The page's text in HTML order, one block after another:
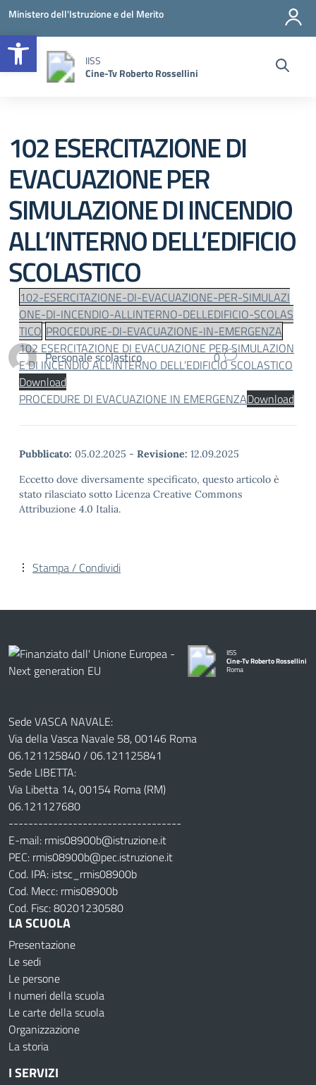
Open toolbar
Vai ai contenuti
Vai al menu di navigazione
Vai al footer
Ministero dell'Istruzione e del Merito
IISS
Cine-Tv Roberto Rossellini
102 ESERCITAZIONE DI
EVACUAZIONE PER
SIMULAZIONE DI INCENDIO
ALL’INTERNO DELL’EDIFICIO
SCOLASTICO
Personale scolastico 0
102-ESERCITAZIONE-DI-EVACUAZIONE-PER-SIMULAZI
ONE-DI-INCENDIO-ALLINTERNO-DELLEDIFICIO-SCOLAS
TICO PROCEDURE-DI-EVACUAZIONE-IN-EMERGENZA
102 ESERCITAZIONE DI EVACUAZIONE PER SIMULAZION
E DI INCENDIO ALL’INTERNO DELL’EDIFICIO SCOLASTICO
Download
PROCEDURE DI EVACUAZIONE IN EMERGENZADownload
Pubblicato: 05.02.2025 - Revisione: 12.09.2025
Eccetto dove diversamente specificato, questo articolo è
stato rilasciato sotto Licenza Creative Commons
Attribuzione 4.0 Italia.
Stampa / Condividi
IISS
Cine-Tv Roberto Rossellini
Roma
Sede VASCA NAVALE:
Via della Vasca Navale 58, 00146 Roma
06.121125840 / 06.121125841
Sede LIBETTA:
Via Libetta 14, 00154 Roma (RM)
06.121127680
-----------------------------------
E-mail: rmis08900b@istruzione.it
PEC: rmis08900b@pec.istruzione.it
Cod. IPA: istsc_rmis08900b
Cod. Mecc: rmis08900b
Cod. Fisc: 80201230580
LA SCUOLA
Presentazione
Le sedi
Le persone
I numeri della scuola
Le carte della scuola
Organizzazione
La storia
I SERVIZI